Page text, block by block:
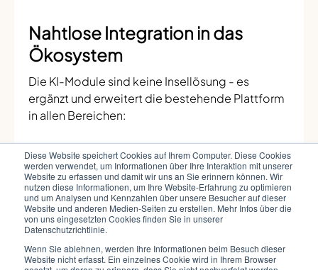
Diese Website speichert Cookies auf Ihrem Computer. Diese Cookies
werden verwendet, um Informationen über Ihre Interaktion mit unserer
Website zu erfassen und damit wir uns an Sie erinnern können. Wir
nutzen diese Informationen, um Ihre Website-Erfahrung zu optimieren
und um Analysen und Kennzahlen über unsere Besucher auf dieser
Website und anderen Medien-Seiten zu erstellen. Mehr Infos über die
von uns eingesetzten Cookies finden Sie in unserer
Datenschutzrichtlinie.
Wenn Sie ablehnen, werden Ihre Informationen beim Besuch dieser
Website nicht erfasst. Ein einzelnes Cookie wird in Ihrem Browser
Nahtlose Integration in das
Ökosystem
Die KI-Module sind keine Insellösung - es
ergänzt und erweitert die bestehende Plattform
in allen Bereichen:
Verfügbar in allenROCKETHOME
Produkten: Innerhallb der nativen Apps
& Webapps, Erlebniswelten, Property
Manager, Webshops, Marktplatz und als
seperater Ratgeber
Erweiterung der
ROCKETHOME Intelligence Funktionen:Die